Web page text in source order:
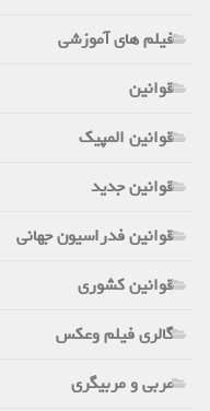
فیلم های آموزشی
قوانین
قوانین المپیک
قوانین جدید
قوانین فدراسیون جهانی
قوانین کشوری
گالری فیلم وعکس
مربی و مربیگری